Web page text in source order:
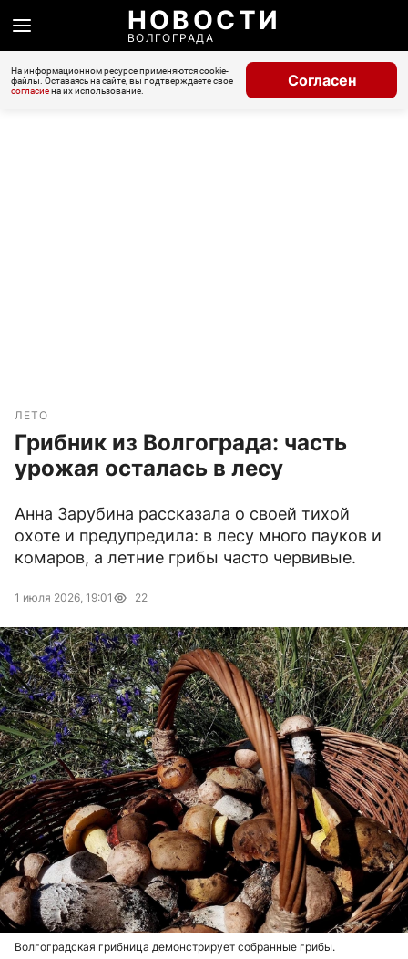
НОВОСТИ
ВОЛГОГРАДА
На информационном ресурсе применяются cookie-
файлы. Оставаясь на сайте, вы подтверждаете свое
согласиена их использование.
Согласен
ЛЕТО
Грибник из Волгограда: часть
урожая осталась в лесу
Анна Зарубина рассказала о своей тихой
охоте и предупредила: в лесу много пауков и
комаров, а летние грибы часто червивые.
1 июля 2026, 19:01 22
Волгоградская грибница демонстрирует собранные грибы.